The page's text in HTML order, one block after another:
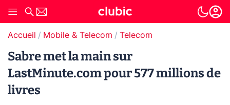
Accueil Mobile & Telecom Telecom
Sabre met la main sur
LastMinute.com pour 577 millions de
livres